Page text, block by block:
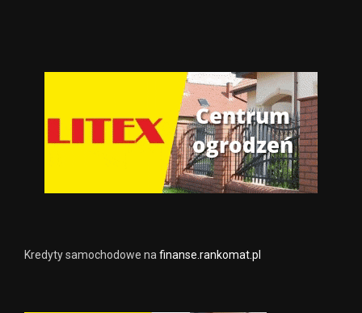
Kredyty samochodowe nafinanse.rankomat.pl